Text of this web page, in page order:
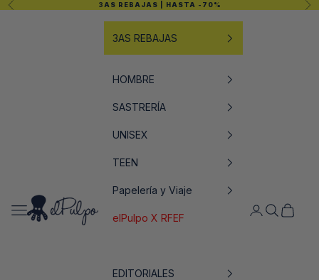
Ir al contenido
Anterior 3AS REBAJAS | HASTA -70%
elPulpo
Abrir menú de navegación Abrir página
AbrirAbrir
3AS REBAJAS
HOMBRE
SASTRERÍA
UNISEX
TEEN
Papelería y Viaje
elPulpo X RFEF
EDITORIALES